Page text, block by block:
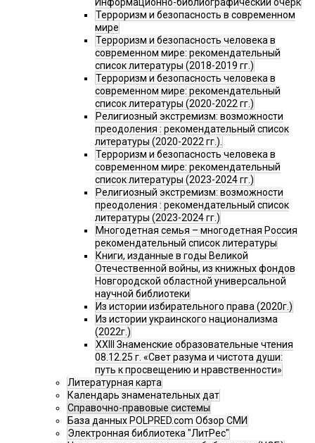
Информационно-библиографический очерк
Терроризм и безопасность в современном
мире
Терроризм и безопасность человека в
современном мире: рекомендательный
список литературы (2018-2019 гг.)
Терроризм и безопасность человека в
современном мире: рекомендательный
список литературы (2020-2022 гг.)
Религиозный экстремизм: возможности
преодоления : рекомендательный список
литературы (2020-2022 гг.).
Терроризм и безопасность человека в
современном мире: рекомендательный
список литературы (2023-2024 гг.)
Религиозный экстремизм: возможности
преодоления : рекомендательный список
литературы (2023-2024 гг.)
Многодетная семья – многодетная Россия
рекомендательный список литературы
Книги, изданные в годы Великой
Отечественной войны, из книжных фондов
Новгородской областной универсальной
научной библиотеки
Из истории избирательного права (2020г.)
Из истории украинского национализма
(2022г.)
XXIII Знаменские образовательные чтения
08.12.25 г. «Свет разума и чистота души:
путь к просвещению и нравственности»
Литературная карта
Календарь знаменательных дат
Справочно-правовые системы
База данных POLPRED.com Обзор СМИ
Электронная библиотека "ЛитРес"